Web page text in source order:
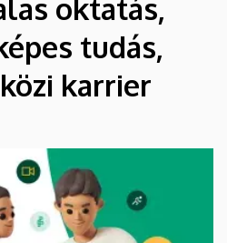
oktatás,
tudás,
karrier